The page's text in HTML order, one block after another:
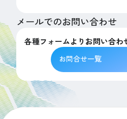
メールでのお問い合わせ
各種フォームよりお問い合わ
お問合せ一覧